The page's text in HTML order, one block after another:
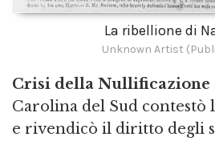
La ribellione di
Unknown Artist
Crisi della Nullificazione
Carolina del Sud
e rivendicò il diritto degli